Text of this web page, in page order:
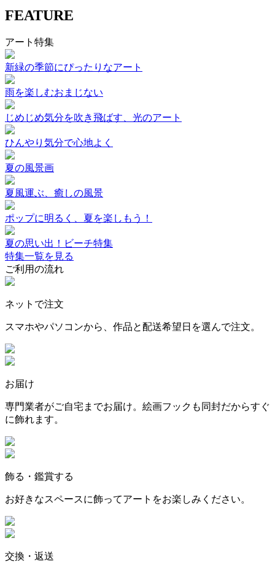
FEATURE
アート特集
新緑の季節にぴったりなアート
雨を楽しむおまじない
じめじめ気分を吹き飛ばす、光のアート
ひんやり気分で心地よく
夏の風景画
夏風運ぶ、癒しの風景
ポップに明るく、夏を楽しもう！
夏の思い出！ビーチ特集
特集一覧を見る
ご利用の流れ
ネットで注文
スマホやパソコンから、作品と配送希望日を選んで注文。
お届け
専門業者がご自宅までお届け。絵画フックも同封だからすぐ
に飾れます。
飾る・鑑賞する
お好きなスペースに飾ってアートをお楽しみください。
交換・返送